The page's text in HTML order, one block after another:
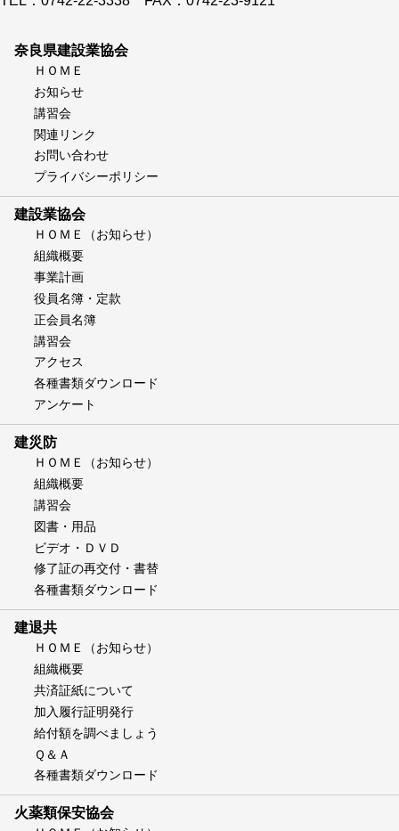
奈良県建設業協会
ＨＯＭＥ
お知らせ
講習会
関連リンク
お問い合わせ
プライバシーポリシー
建設業協会
ＨＯＭＥ（お知らせ）
組織概要
事業計画
役員名簿・定款
正会員名簿
講習会
アクセス
各種書類ダウンロード
アンケート
建災防
ＨＯＭＥ（お知らせ）
組織概要
講習会
図書・用品
ビデオ・ＤＶＤ
修了証の再交付・書替
各種書類ダウンロード
建退共
ＨＯＭＥ（お知らせ）
組織概要
共済証紙について
加入履行証明発行
給付額を調べましょう
Ｑ＆Ａ
各種書類ダウンロード
火薬類保安協会